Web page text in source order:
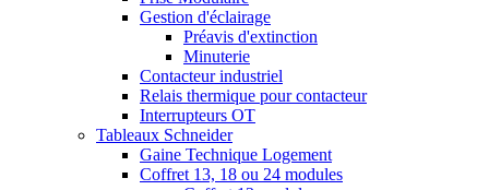
Gestion d'éclairage
Préavis d'extinction
Minuterie
Contacteur industriel
Relais thermique pour contacteur
Interrupteurs OT
Tableaux Schneider
Gaine Technique Logement
Coffret 13, 18 ou 24 modules